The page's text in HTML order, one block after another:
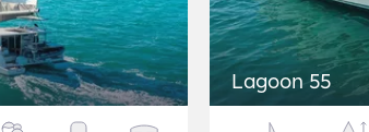
Lagoon 55